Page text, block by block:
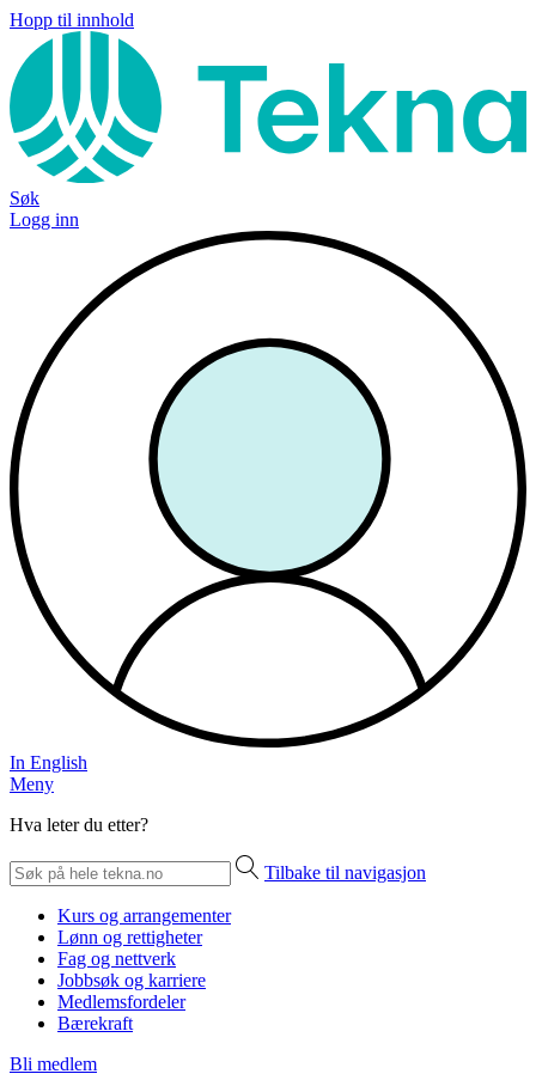
Hopp til innhold
Søk
Logg inn
In English
Meny
Hva leter du etter?
Tilbake til navigasjon
Kurs og arrangementer
Lønn og rettigheter
Fag og nettverk
Jobbsøk og karriere
Medlemsfordeler
Bærekraft
Bli medlem